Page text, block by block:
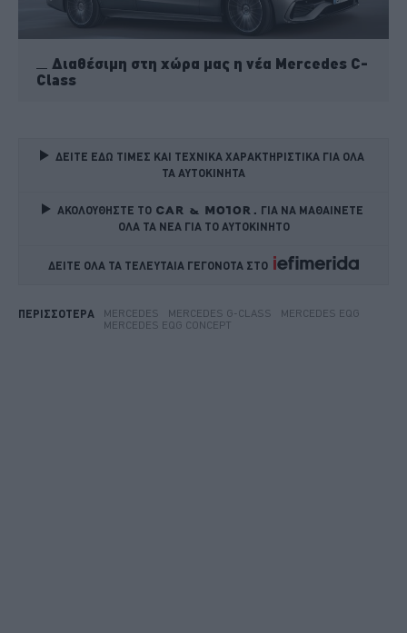
Διαθέσιμη στη χώρα μας η νέα Mercedes C-
Class
ΔΕΙΤΕ ΕΔΩ ΤΙΜΕΣ ΚΑΙ ΤΕΧΝΙΚΑ ΧΑΡΑΚΤΗΡΙΣΤΙΚΑ ΓΙΑ ΟΛΑ
ΤΑ ΑΥΤΟΚΙΝΗΤΑ
ΑΚΟΛΟΥΘΗΣΤΕ ΤΟ
ΓΙΑ ΝΑ ΜΑΘΑΙΝΕΤΕ
ΟΛΑ ΤΑ ΝΕΑ ΓΙΑ ΤΟ ΑΥΤΟΚΙΝΗΤΟ
ΔΕΙΤΕ ΟΛΑ ΤΑ ΤΕΛΕΥΤΑΙΑ ΓΕΓΟΝΟΤΑ ΣΤΟ
ΠΕΡΙΣΣΟΤΕΡΑ MERCEDES MERCEDES G-CLASS
MERCEDES EQG
MERCEDES EQG CONCEPT